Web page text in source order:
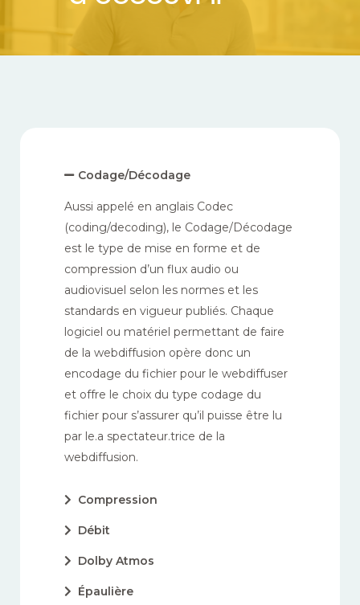
Codage/Décodage
Aussi appelé en anglais Codec
(coding/decoding), le Codage/Décodage
est le type de mise en forme et de
compression d’un flux audio ou
audiovisuel selon les normes et les
standards en vigueur publiés. Chaque
logiciel ou matériel permettant de faire
de la webdiffusion opère donc un
encodage du fichier pour le webdiffuser
et offre le choix du type codage du
fichier pour s’assurer qu’il puisse être lu
par le.a spectateur.trice de la
webdiffusion.
Compression
Débit
Dolby Atmos
Épaulière